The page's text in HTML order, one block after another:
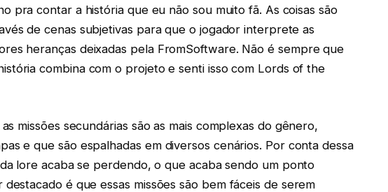
pra contar a história que eu não sou muito fã. As coisas são
de cenas subjetivas para que o jogador interprete as
heranças deixadas pela FromSoftware. Não é sempre que
combina com o projeto e senti isso com Lords of the
missões secundárias são as mais complexas do gênero,
e que são espalhadas em diversos cenários. Por conta dessa
lore acaba se perdendo, o que acaba sendo um ponto
é que essas missões são bem fáceis de serem